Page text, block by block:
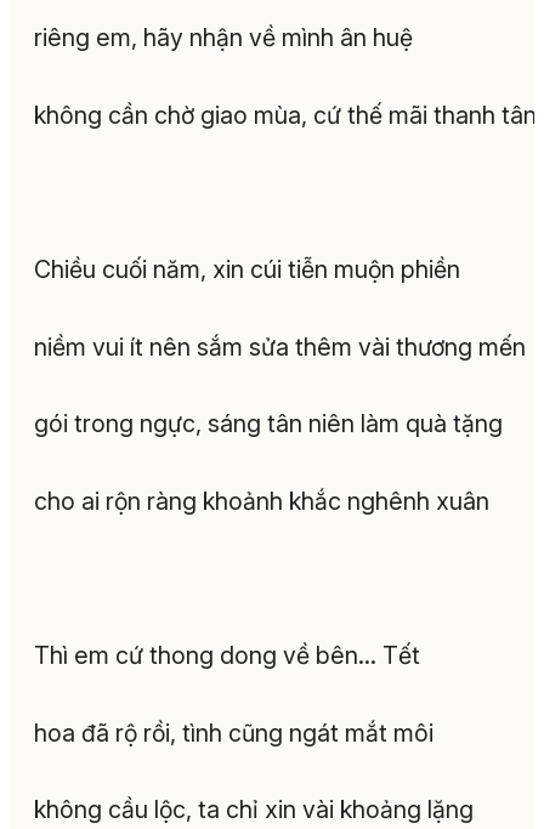
riêng em, hãy nhận về mình ân huệ
không cần chờ giao mùa, cứ thế mãi thanh tân
Chiều cuối năm, xin cúi tiễn muộn phiền
niềm vui ít nên sắm sửa thêm vài thương mến
gói trong ngực, sáng tân niên làm quà tặng
cho ai rộn ràng khoảnh khắc nghênh xuân
Thì em cứ thong dong về bên… Tết
hoa đã rộ rồi, tình cũng ngát mắt môi
không cầu lộc, ta chỉ xin vài khoảng lặng